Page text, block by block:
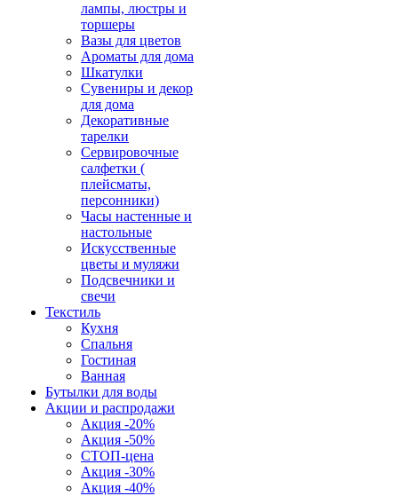
лампы, люстры и
торшеры
Вазы для цветов
Ароматы для дома
Шкатулки
Сувениры и декор
для дома
Декоративные
тарелки
Сервировочные
салфетки (
плейсматы,
персонники)
Часы настенные и
настольные
Искусственные
цветы и муляжи
Подсвечники и
свечи
Текстиль
Кухня
Спальня
Гостиная
Ванная
Бутылки для воды
Акции и распродажи
Акция -20%
Акция -50%
СТОП-цена
Акция -30%
Акция -40%